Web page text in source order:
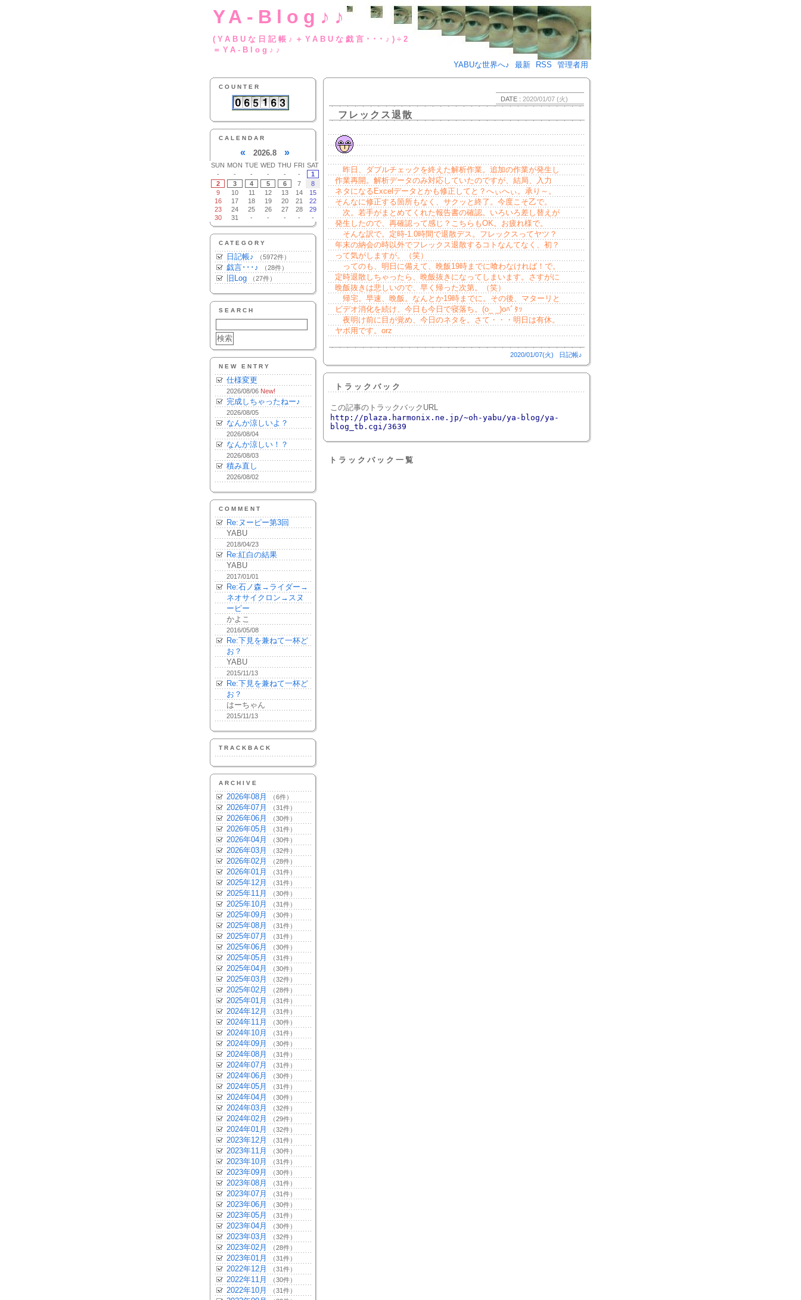
YA-Blog♪♪
(YABUな日記帳♪＋YABUな戯言･･･♪)÷2
＝YA-Blog♪♪
YABUな世界へ♪
最新 RSS 管理者用
COUNTER
CALENDAR
« 2026.8 »
SUN MON TUE WED THU FRI SAT
-
- - - - -
1
2
3 4 5 6 7
8
9
10 11 12 13 14
15
16
17 18 19 20 21
22
23
24 25 26 27 28
29
30
31 - - - - -
CATEGORY
日記帳♪ （5972件）
戯言･･･♪ （28件）
旧Log （27件）
SEARCH
NEW ENTRY
仕様変更
2026/08/06 New!
完成しちゃったねー♪
2026/08/05
なんか涼しいよ？
2026/08/04
なんか涼しい！？
2026/08/03
積み直し
2026/08/02
COMMENT
Re:ヌーピー第3回
YABU
2018/04/23
Re:紅白の結果
YABU
2017/01/01
Re:石ノ森→ライダー→
ネオサイクロン→スヌ
ーピー
かよこ
2016/05/08
Re:下見を兼ねて一杯ど
お？
YABU
2015/11/13
Re:下見を兼ねて一杯ど
お？
はーちゃん
2015/11/13
TRACKBACK
ARCHIVE
2026年08月 （6件）
2026年07月 （31件）
2026年06月 （30件）
2026年05月 （31件）
2026年04月 （30件）
2026年03月 （32件）
2026年02月 （28件）
2026年01月 （31件）
2025年12月 （31件）
2025年11月 （30件）
2025年10月 （31件）
2025年09月 （30件）
2025年08月 （31件）
2025年07月 （31件）
2025年06月 （30件）
2025年05月 （31件）
2025年04月 （30件）
2025年03月 （32件）
2025年02月 （28件）
2025年01月 （31件）
2024年12月 （31件）
2024年11月 （30件）
2024年10月 （31件）
2024年09月 （30件）
2024年08月 （31件）
2024年07月 （31件）
2024年06月 （30件）
2024年05月 （31件）
2024年04月 （30件）
2024年03月 （32件）
2024年02月 （29件）
2024年01月 （32件）
2023年12月 （31件）
2023年11月 （30件）
2023年10月 （31件）
2023年09月 （30件）
2023年08月 （31件）
2023年07月 （31件）
2023年06月 （30件）
2023年05月 （31件）
2023年04月 （30件）
2023年03月 （32件）
2023年02月 （28件）
2023年01月 （31件）
2022年12月 （31件）
2022年11月 （30件）
2022年10月 （31件）
DATE : 2020/01/07 (火)
フレックス退散
昨日、ダブルチェックを終えた解析作業。追加の作業が発生し
作業再開。解析データのみ対応していたのですが、結局、入力
ネタになるExcelデータとかも修正してと？へぃへぃ。承り～。
そんなに修正する箇所もなく、サクッと終了。今度こそ乙で。
次。若手がまとめてくれた報告書の確認。いろいろ差し替えが
発生したので、再確認って感じ？こちらもOK。お疲れ様で。
そんな訳で。定時-1.0時間で退散デス。フレックスってヤツ？
年末の納会の時以外でフレックス退散するコトなんてなく、初？
って気がしますが。（笑）
ってのも、明日に備えて、晩飯19時までに喰わなければ！で。
定時退散しちゃったら、晩飯抜きになってしまいます。さすがに
晩飯抜きは悲しいので、早く帰った次第。（笑）
帰宅。早速、晩飯。なんとか19時までに。その後、マターリと
ビデオ消化を続け、今日も今日で寝落ち。(o_ _)oﾊﾞﾀｯ
夜明け前に目が覚め、今日のネタを。さて・・・明日は有休。
ヤボ用です。orz
2020/01/07(火) 日記帳♪
トラックバック
この記事のトラックバックURL
http://plaza.harmonix.ne.jp/~oh-yabu/ya-blog/ya-
blog_tb.cgi/3639
トラックバック一覧